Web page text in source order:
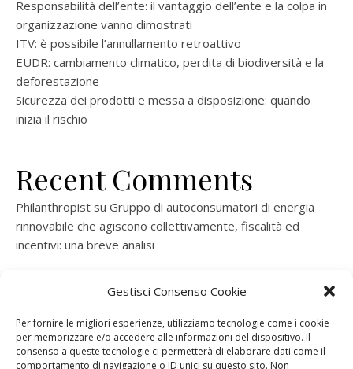
Gestisci Consenso Cookie
Per fornire le migliori esperienze, utilizziamo tecnologie come i cookie
per memorizzare e/o accedere alle informazioni del dispositivo. Il
consenso a queste tecnologie ci permetterà di elaborare dati come il
comportamento di navigazione o ID unici su questo sito. Non
Responsabilità dell’ente: il vantaggio dell’ente e la colpa in
organizzazione vanno dimostrati
ITV: è possibile l’annullamento retroattivo
EUDR: cambiamento climatico, perdita di biodiversità e la
deforestazione
Sicurezza dei prodotti e messa a disposizione: quando
inizia il rischio
Recent Comments
Philanthropist su Gruppo di autoconsumatori di energia
rinnovabile che agiscono collettivamente, fiscalità ed
incentivi: una breve analisi
rinnovabile che agiscono collettivamente, fiscalità ed
ramatogelsuGruppo di autoconsumatori di energia
rinnovabile che agiscono collettivamente, fiscalità ed